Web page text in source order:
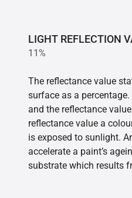
LIGHT REFLECTION
11%
The reflectance value
surface as a
and the reflectance
reflectance value a
is exposed to sunlight.
accelerate a paint’s
substrate which results